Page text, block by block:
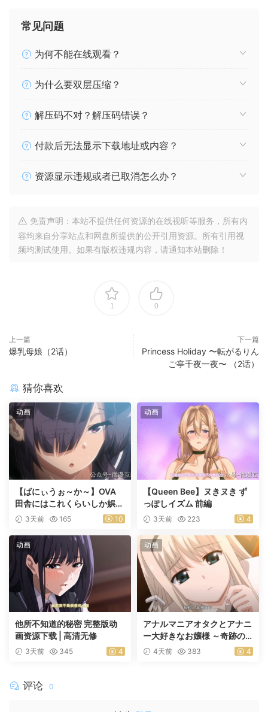
常见问题
为何不能在线观看？
为什么要双层压缩？
解压码不对？解压码错误？
付款后无法显示下载地址或内容？
资源显示违规或者已取消怎么办？
免责声明：本站不提供任何资源的在线视听等服务，所有内
容均来自分享站点和网盘所提供的公开引用资源。所有引用视
频均测试使用。如果有版权违规内容，请通知本站删除！
1 0
上一篇
爆乳母娘（2话）
下一篇
Princess Holiday 〜転がるりん
ご亭千夜一夜〜 （2话）
猜你喜欢
动画
【ばにぃうぉ～か～】OVA
田舎にはこれくらいしか娯楽
がない ＃1乡下几乎没有娱乐
3天前 165 10
动画
【Queen Bee】ヌきヌき ず
っぽしイズム 前編
3天前 223 4
动画
他所不知道的秘密 完整版动
画资源下载 | 高清无修
3天前 345 4
动画
アナルマニアオタクとアナニ
ー大好きなお嬢様 ～奇跡の
マッチング～ 前編
4天前 383 4
评论 0